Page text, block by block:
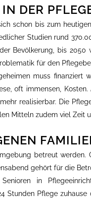
DER
schon bis zum
Studien rund
Bevölkerung, bis
für den
muss finanziert
oft immensen,
realisierbar. Die
Mitteln zudem viel Zeit
betreut
gehört für die
in
Stunden Pflege